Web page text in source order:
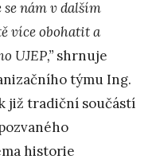
nám v dalším
více obohatit a
UJEP,” shrnuje
týmu Ing.
již tradiční součástí
historie